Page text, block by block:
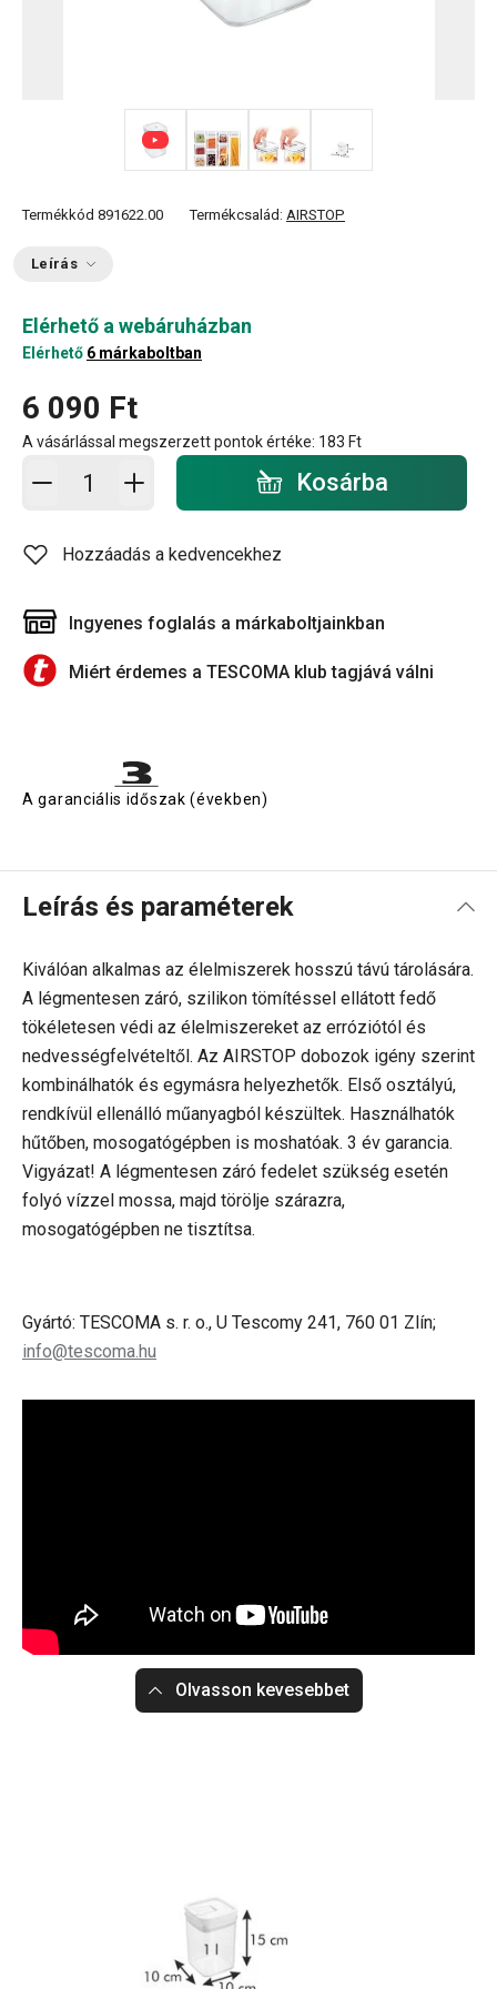
Termékkód 891622.00 Termékcsalád: AIRSTOP
Leírás
Elérhető a webáruházban
Elérhető 6 márkaboltban
6 090 Ft
A vásárlással megszerzett pontok értéke: 183 Ft
Kosárba - mennyiség Kosárba
Hozzáadás a kedvencekhez
Ingyenes foglalás a márkaboltjainkban
Miért érdemes a TESCOMA klub tagjává válni
A garanciális időszak (években)
Leírás és paraméterek
Kiválóan alkalmas az élelmiszerek hosszú távú tárolására.
A légmentesen záró, szilikon tömítéssel ellátott fedő
tökéletesen védi az élelmiszereket az erróziótól és
nedvességfelvételtől. Az AIRSTOP dobozok igény szerint
kombinálhatók és egymásra helyezhetők. Első osztályú,
rendkívül ellenálló műanyagból készültek. Használhatók
hűtőben, mosogatógépben is moshatóak. 3 év garancia.
Vigyázat! A légmentesen záró fedelet szükség esetén
folyó vízzel mossa, majd törölje szárazra,
mosogatógépben ne tisztítsa.
Gyártó: TESCOMA s. r. o., U Tescomy 241, 760 01 Zlín;
info@tescoma.hu
Olvasson kevesebbet